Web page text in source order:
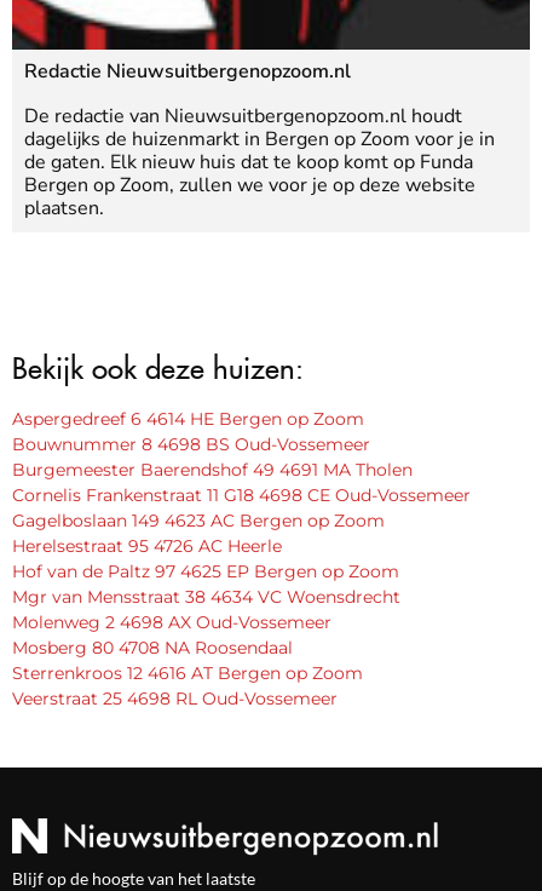
Redactie Nieuwsuitbergenopzoom.nl
De redactie van Nieuwsuitbergenopzoom.nl houdt
dagelijks de huizenmarkt in Bergen op Zoom voor je in
de gaten. Elk nieuw huis dat te koop komt op Funda
Bergen op Zoom, zullen we voor je op deze website
plaatsen.
Bekijk ook deze huizen:
Aspergedreef 6 4614 HE Bergen op Zoom
Bouwnummer 8 4698 BS Oud-Vossemeer
Burgemeester Baerendshof 49 4691 MA Tholen
Cornelis Frankenstraat 11 G18 4698 CE Oud-Vossemeer
Gagelboslaan 149 4623 AC Bergen op Zoom
Herelsestraat 95 4726 AC Heerle
Hof van de Paltz 97 4625 EP Bergen op Zoom
Mgr van Mensstraat 38 4634 VC Woensdrecht
Molenweg 2 4698 AX Oud-Vossemeer
Mosberg 80 4708 NA Roosendaal
Sterrenkroos 12 4616 AT Bergen op Zoom
Veerstraat 25 4698 RL Oud-Vossemeer
Blijf op de hoogte van het laatste